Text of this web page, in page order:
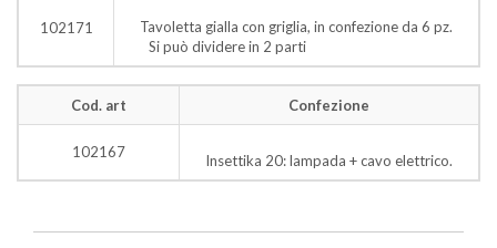
102171
Tavoletta gialla con griglia, in confezione da 6 pz.
Si può dividere in 2 parti
Cod. art Confezione
102167 Insettika 20: lampada + cavo elettrico.